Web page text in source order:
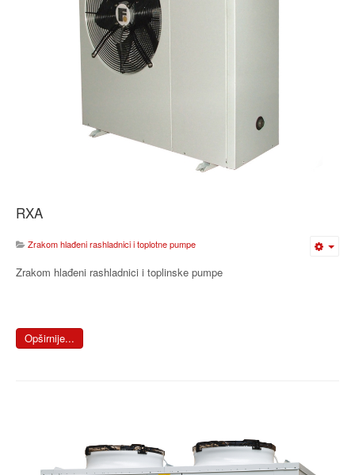
RXA
Zrakom hlađeni rashladnici i toplotne pumpe
Zrakom hlađeni rashladnici i toplinske pumpe
Opširnije...